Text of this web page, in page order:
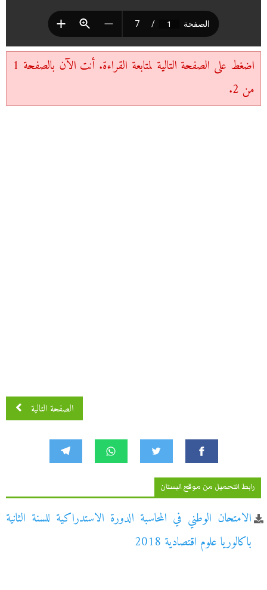
اضغط على الصفحة التالية لمتابعة القراءة. أنت الآن بالصفحة 1
من 2.
الصفحة التالية
رابط التحميل من موقع البستان
الامتحان الوطني في المحاسبة الدورة الاستدراكية للسنة الثانية
باكالوريا علوم اقتصادية 2018